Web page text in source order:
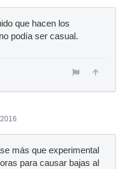
que hacen los
podía ser casual.
más que experimental
para causar bajas al